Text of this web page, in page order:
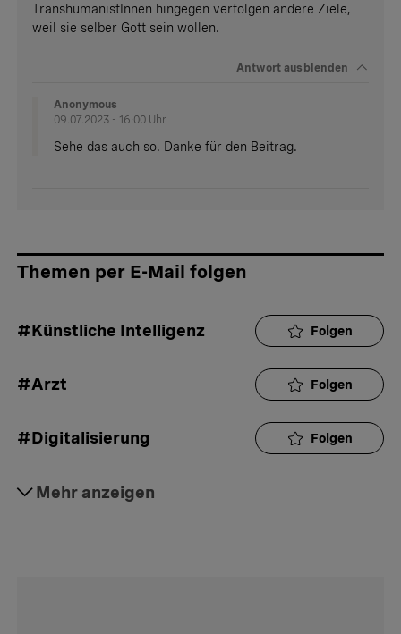
TranshumanistInnen hingegen verfolgen andere Ziele,
weil sie selber Gott sein wollen.
Antwortausblenden
Anonymous
09.07.2023 - 16:00 Uhr
Sehe das auch so. Danke für den Beitrag.
Themen per E-Mail folgen
#Künstliche Intelligenz Folgen
#Arzt Folgen
#Digitalisierung Folgen
Mehr anzeigen
#Digital